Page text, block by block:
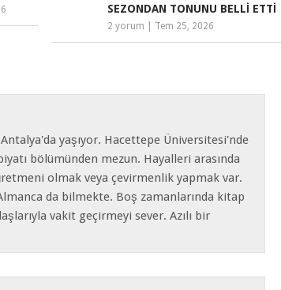
SEZONDAN TONUNU BELLI ETTI
2 yorum Tem 25, 2026
yaşıyor. Hacettepe Üniversitesi'nde
bölümünden mezun. Hayalleri arasında
olmak veya çevirmenlik yapmak var.
da bilmekte. Boş zamanlarında kitap
vakit geçirmeyi sever. Azılı bir